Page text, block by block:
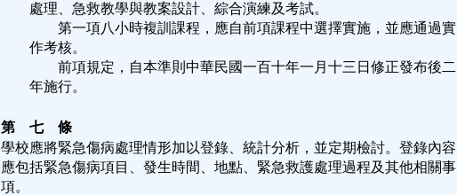
處理、急救教學與教案設計、綜合演練及考試。
第一項八小時複訓課程，應自前項課程中選擇實施，並應通過實
作考核。
前項規定，自本準則中華民國一百十年一月十三日修正發布後二
年施行。
第 七 條
學校應將緊急傷病處理情形加以登錄、統計分析，並定期檢討。登錄內容
應包括緊急傷病項目、發生時間、地點、緊急救護處理過程及其他相關事
項。